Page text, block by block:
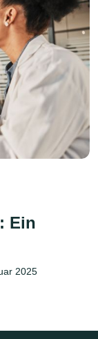
Ein
2025